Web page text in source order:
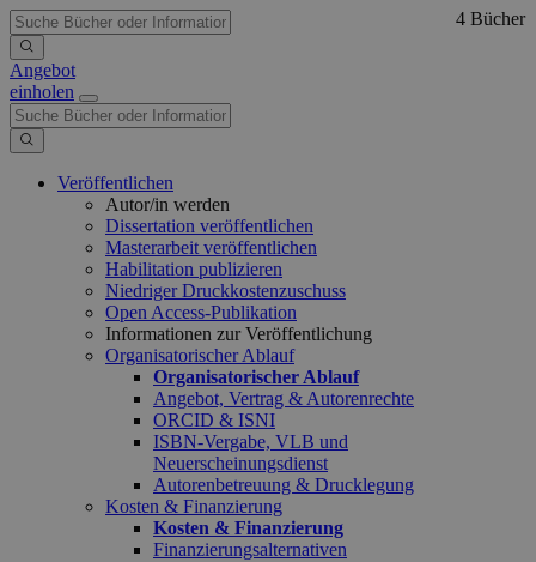
Angebot
einholen
Veröffentlichen
Autor/in werden
Dissertation veröffentlichen
Masterarbeit veröffentlichen
Habilitation publizieren
Niedriger Druckkostenzuschuss
Open Access-Publikation
Informationen zur Veröffentlichung
Organisatorischer Ablauf
Organisatorischer Ablauf
Angebot, Vertrag & Autorenrechte
ORCID & ISNI
ISBN-Vergabe, VLB und
Neuerscheinungsdienst
Autorenbetreuung & Drucklegung
Kosten & Finanzierung
Kosten & Finanzierung
Finanzierungsalternativen
4 Bücher